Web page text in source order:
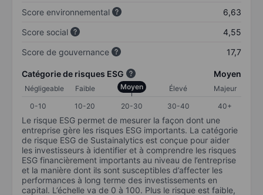
Score environnemental
6,63
Score social
4,55
Score de gouvernance
17,7
Catégorie de risques ESG Moyen
Négligeable Faible Moyen Élevé
Majeur
0-10
10-20 20-30 30-40 40+
Le risque ESG permet de mesurer la façon dont une
entreprise gère les risques ESG importants. La catégorie
de risque ESG de Sustainalytics est conçue pour aider
les investisseurs à identifier et à comprendre les risques
ESG financièrement importants au niveau de l’entreprise
et la manière dont ils sont susceptibles d’affecter les
performances à long terme des investissements en
capital. L’échelle va de 0 à 100. Plus le risque est faible,